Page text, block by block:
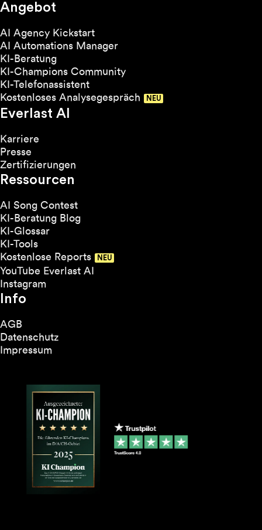
Angebot
AI Agency Kickstart
AI Automations Manager
KI-Beratung
KI-Champions Community
KI-Telefonassistent
Kostenloses Analysegespräch
Everlast AI
Karriere
Presse
Zertifizierungen
Ressourcen
AI Song Contest
KI-Beratung Blog
KI-Glossar
KI-Tools
Kostenlose Reports
YouTube Everlast AI
Instagram
Info
AGB
Datenschutz
Impressum